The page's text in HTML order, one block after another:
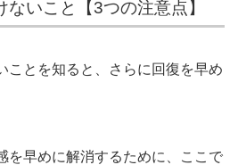
いこと【3つの注意点】
ことを知ると、さらに回復を早め
を早めに解消するために、ここで